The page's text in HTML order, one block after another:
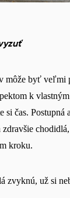
môže byť veľmi
k
si čas. Postupná
kroku.
zvyknú, už si